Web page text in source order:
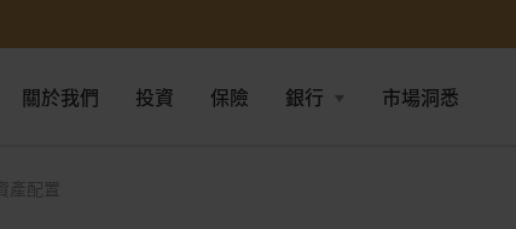
關於我們 投資 保險 銀行 市場洞悉
產配置